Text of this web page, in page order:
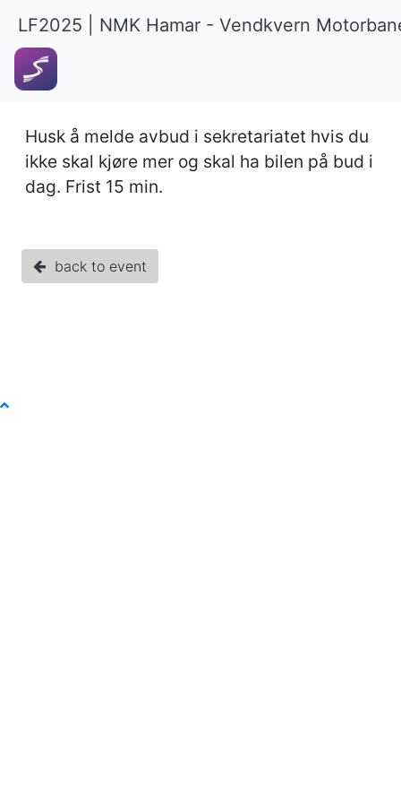
LF2025 | NMK Hamar - Vendkvern
Husk å melde avbud i sekretariatet hvis du
ikke skal kjøre mer og skal ha bilen på bud i
dag. Frist 15 min.
back to event